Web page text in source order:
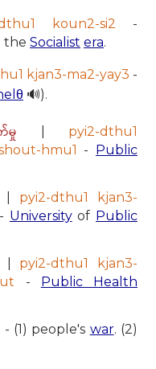
koun2-si2 -
the Socialist era.
kjan3-ma2-yay3 -
🔊).
မှု
pyi2-dthu1
hmu1 - Public
pyi2-dthu1 kjan3-
- Universityof Public
pyi2-dthu1 kjan3-
- Public Health
- (1) people's war. (2)